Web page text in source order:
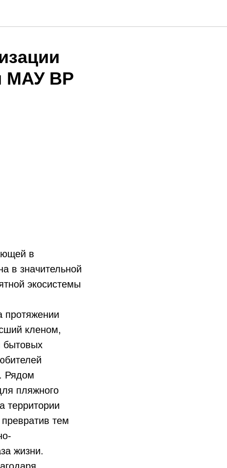
МАУ ВР
в
в значительной
экосистемы
кленом,
бытовых
Рядом
пляжного
территории
тем
жизни.